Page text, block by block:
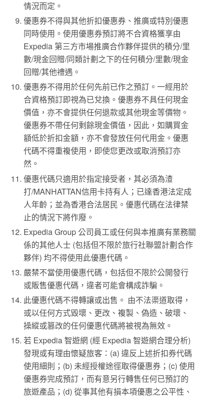
情況而定。
優惠券不得與其他折扣優惠券、推廣或特別優惠
同時使用。使用優惠券預訂將不合資格獲享由
Expedia 第三方市場推廣合作夥伴提供的積分/里
數/現金回贈/同類計劃之下的任何積分/里數/現金
回贈/其他禮遇。
優惠券不得用於任何先前已作之預訂。一經用於
合資格預訂即視為已兌換。優惠券不具任何現金
價值，亦不會提供任何退款或其他現金等價物。
優惠券不帶任何剩餘現金價值，因此，如購買金
額低於折扣金額，亦不會發放任何代用金。優惠
代碼不得重複使用，即使您更改或取消預訂亦
然。
優惠代碼只適用於指定接受者，其必須為渣
打/MANHATTAN信用卡持有人；已達香港法定成
人年齡；並為香港合法居民。優惠代碼在法律禁
止的情況下將作廢。
Expedia Group 公司員工或任何與本推廣有業務關
係的其他人士 (包括但不限於旅行社聯盟計劃合作
夥伴) 均不得使用此優惠代碼。
嚴禁不當使用優惠代碼，包括但不限於公開發行
或販售優惠代碼，違者可能會構成詐騙。
此優惠代碼不得轉讓或出售。 由不法渠道取得，
或以任何方式毀壞、更改、複製、偽造、破壞、
操縱或篡改的任何優惠代碼將被視為無效。
若 Expedia 智遊網 (經 Expedia 智遊網合理分析)
發現或有理由懷疑旅客：(a) 違反上述折扣券代碼
使用細則；(b) 未經授權途徑取得優惠券；(c) 使用
優惠券完成預訂，而有意另行轉售任何已預訂的
旅遊產品；(d) 從事其他有損本項優惠之公平性、